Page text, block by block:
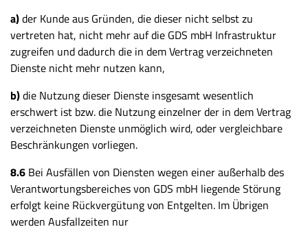
a)der Kunde aus Gründen, die dieser nicht selbst zu
vertreten hat, nicht mehr auf die GDS mbH Infrastruktur
zugreifen und dadurch die in dem Vertrag verzeichneten
Dienste nicht mehr nutzen kann,
b)die Nutzung dieser Dienste insgesamt wesentlich
erschwert ist bzw. die Nutzung einzelner der in dem Vertrag
verzeichneten Dienste unmöglich wird, oder vergleichbare
Beschränkungen vorliegen.
8.6 Bei Ausfällen von Diensten wegen einer außerhalb des
Verantwortungsbereiches von GDS mbH liegende Störung
erfolgt keine Rückvergütung von Entgelten. Im Übrigen
werden Ausfallzeiten nur